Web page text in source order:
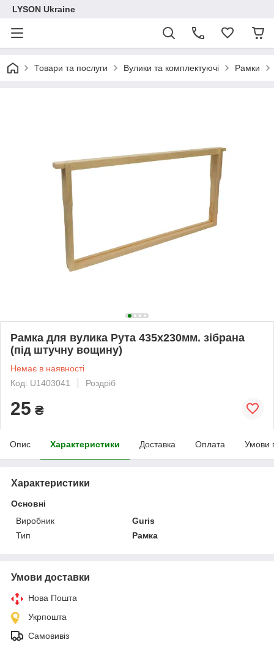
LYSON Ukraine
Товари та послуги Вулики та комплектуючі Рамки
Рамка для вулика Рута 435x230мм. зібрана
(під штучну вощину)
Немає в наявності
Код: U1403041
Роздріб
25 ₴
Опис Характеристики Доставка Оплата Умови
Характеристики
Основні
Виробник
Guris
Тип
Рамка
Умови доставки
Нова Пошта
Укрпошта
Самовивіз